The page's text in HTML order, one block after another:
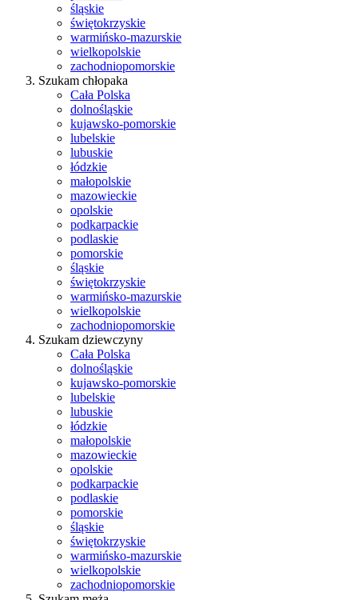
śląskie
świętokrzyskie
warmińsko-mazurskie
wielkopolskie
zachodniopomorskie
Szukam chłopaka
Cała Polska
dolnośląskie
kujawsko-pomorskie
lubelskie
lubuskie
łódzkie
małopolskie
mazowieckie
opolskie
podkarpackie
podlaskie
pomorskie
śląskie
świętokrzyskie
warmińsko-mazurskie
wielkopolskie
zachodniopomorskie
Szukam dziewczyny
Cała Polska
dolnośląskie
kujawsko-pomorskie
lubelskie
lubuskie
łódzkie
małopolskie
mazowieckie
opolskie
podkarpackie
podlaskie
pomorskie
śląskie
świętokrzyskie
warmińsko-mazurskie
wielkopolskie
zachodniopomorskie